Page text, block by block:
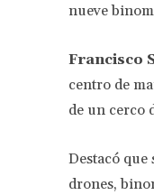
nueve
Francisco
centro de
de un cerco
Destacó
drones,